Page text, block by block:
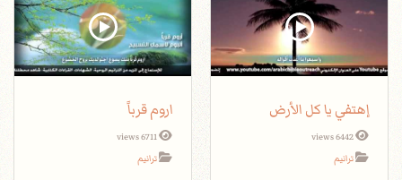
إهتفي يا كل الأرض
6442 views
ترانيم
اروم قرباً
6711 views
ترانيم